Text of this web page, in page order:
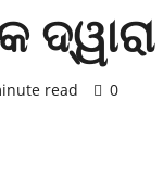
read 0